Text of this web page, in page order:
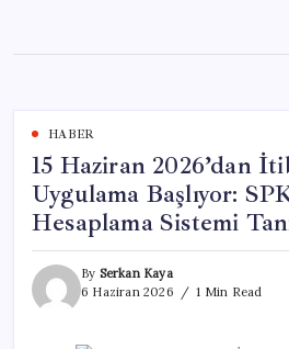
content
HABER
15 Haziran 2026’dan
Uygulama Başlıyor:
Hesaplama Sistemi
By Serkan Kaya
6 Haziran 2026
1 Min Read